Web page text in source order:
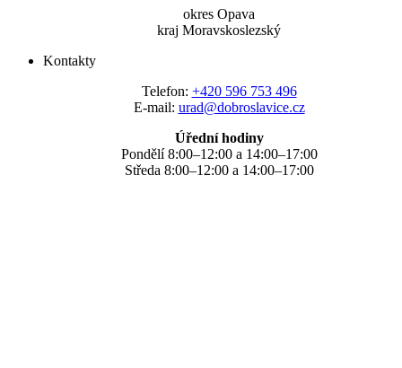
okres Opava
kraj Moravskoslezský
Kontakty
Telefon: +420 596 753 496
E-mail: urad@dobroslavice.cz
Úřední hodiny
Pondělí 8:00–12:00 a 14:00–17:00
Středa 8:00–12:00 a 14:00–17:00